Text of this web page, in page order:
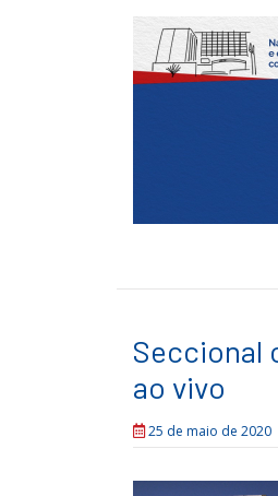
Seccional
ao vivo
25 de maio de 2020